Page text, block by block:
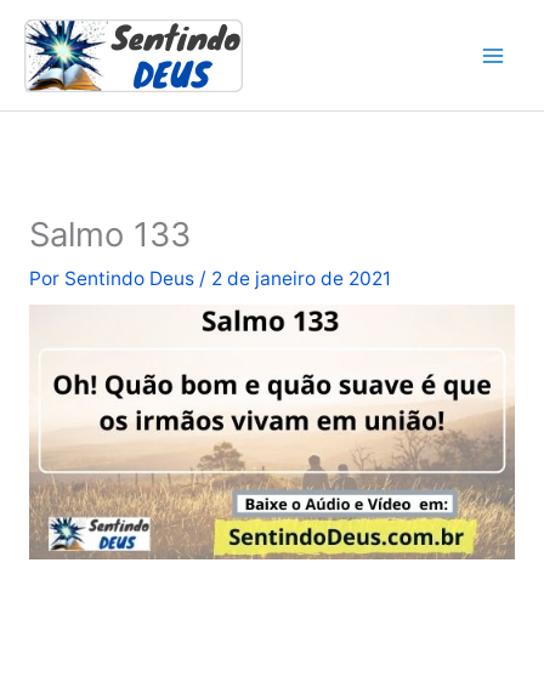
para
conteúdo
Salmo 133
Por Sentindo Deus / 2 de janeiro de 2021